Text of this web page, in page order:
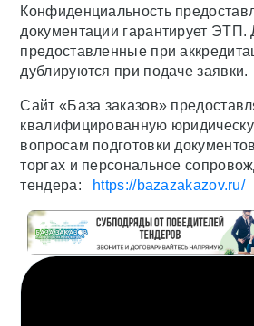
Конфиденциальность
документации гарантирует ЭТП.
предоставленные при
дублируются при подаче заявки.
Сайт «База заказов»
квалифицированную
вопросам подготовки
торгах и персональное
тендера:
https://bazazakazov.ru/